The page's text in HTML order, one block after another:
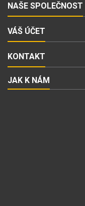
NAŠE SPOLEČNOST
VÁŠ ÚČET
KONTAKT
JAK K NÁM